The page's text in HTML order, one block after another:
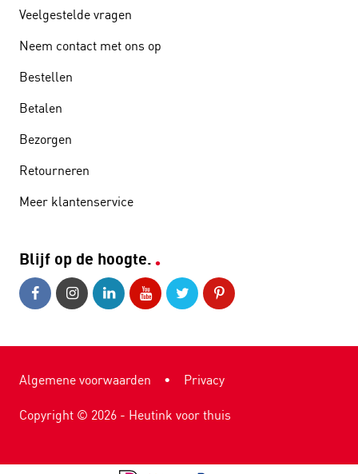
Veelgestelde vragen
Neem contact met ons op
Bestellen
Betalen
Bezorgen
Retourneren
Meer klantenservice
Blijf op de hoogte.
Algemene voorwaarden • Privacy
Copyright © 2026 - Heutink voor thuis